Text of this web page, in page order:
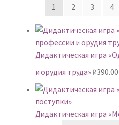
1
2 3 4
Дидактическая игра
и орудия труда»₽390.00
Дидактическая игра